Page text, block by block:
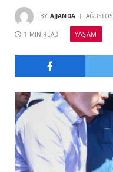
BY AJJANDA
1 MIN READ YAŞAM